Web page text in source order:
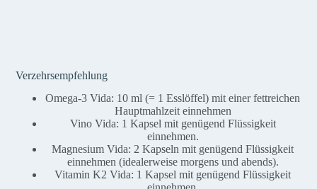
Verzehrsempfehlung
Omega-3 Vida: 10 ml (= 1 Esslöffel) mit einer fettreichen
Hauptmahlzeit einnehmen
Vino Vida: 1 Kapsel mit genügend Flüssigkeit
einnehmen.
Magnesium Vida: 2 Kapseln mit genügend Flüssigkeit
einnehmen (idealerweise morgens und abends).
Vitamin K2 Vida: 1 Kapsel mit genügend Flüssigkeit